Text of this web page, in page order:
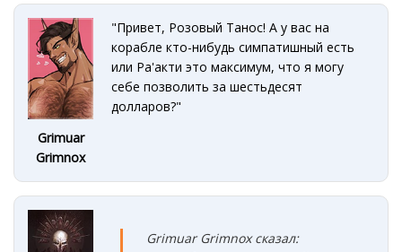
Grimuar
Grimnox
"Привет, Розовый Танос! А у вас на
корабле кто-нибудь симпатишный есть
или Ра'акти это максимум, что я могу
себе позволить за шестьдесят
долларов?"
Grimuar Grimnox сказал: